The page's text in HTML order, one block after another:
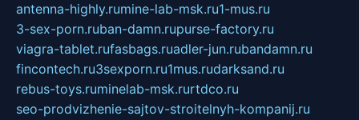
antenna-highly.rumine-lab-msk.ru1-mus.ru
3-sex-porn.ruban-damn.rupurse-factory.ru
viagra-tablet.rufasbags.ruadler-jun.rubandamn.ru
fincontech.ru3sexporn.ru1mus.rudarksand.ru
rebus-toys.ruminelab-msk.rurtdco.ru
seo-prodvizhenie-sajtov-stroitelnyh-kompanij.ru